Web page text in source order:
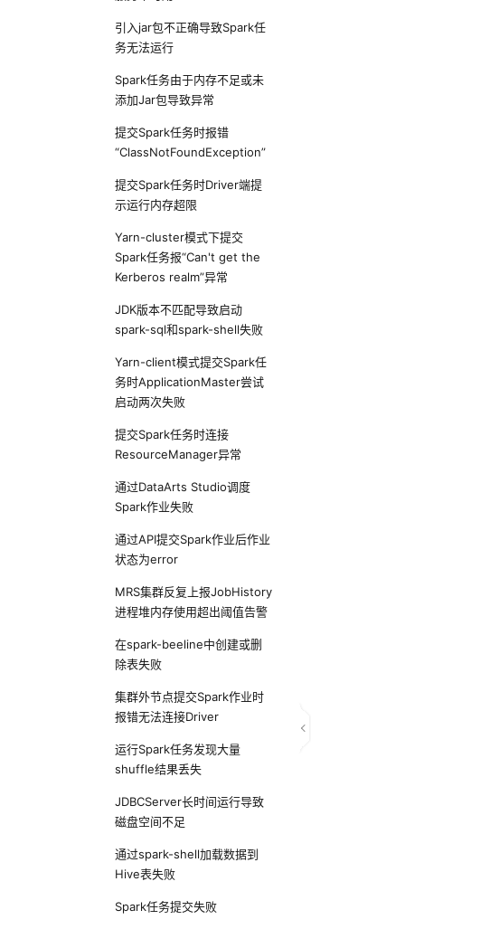
引入jar包不正确导致Spark任
务无法运行
Spark任务由于内存不足或未
添加Jar包导致异常
提交Spark任务时报错
“ClassNotFoundException”
提交Spark任务时Driver端提
示运行内存超限
Yarn-cluster模式下提交
Spark任务报“Can't get the
Kerberos realm”异常
JDK版本不匹配导致启动
spark-sql和spark-shell失败
Yarn-client模式提交Spark任
务时ApplicationMaster尝试
启动两次失败
提交Spark任务时连接
ResourceManager异常
通过DataArts Studio调度
Spark作业失败
通过API提交Spark作业后作业
状态为error
MRS集群反复上报JobHistory
进程堆内存使用超出阈值告警
在spark-beeline中创建或删
除表失败
集群外节点提交Spark作业时
报错无法连接Driver
运行Spark任务发现大量
shuffle结果丢失
JDBCServer长时间运行导致
磁盘空间不足
通过spark-shell加载数据到
Hive表失败
Spark任务提交失败